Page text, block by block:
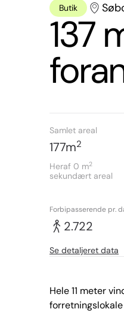
Butik
137
Samlet areal
177m2
Heraf 0 m2
sekundært areal
Forbipasserende pr.
2.722
Se detaljeret data
Hele 11 meter